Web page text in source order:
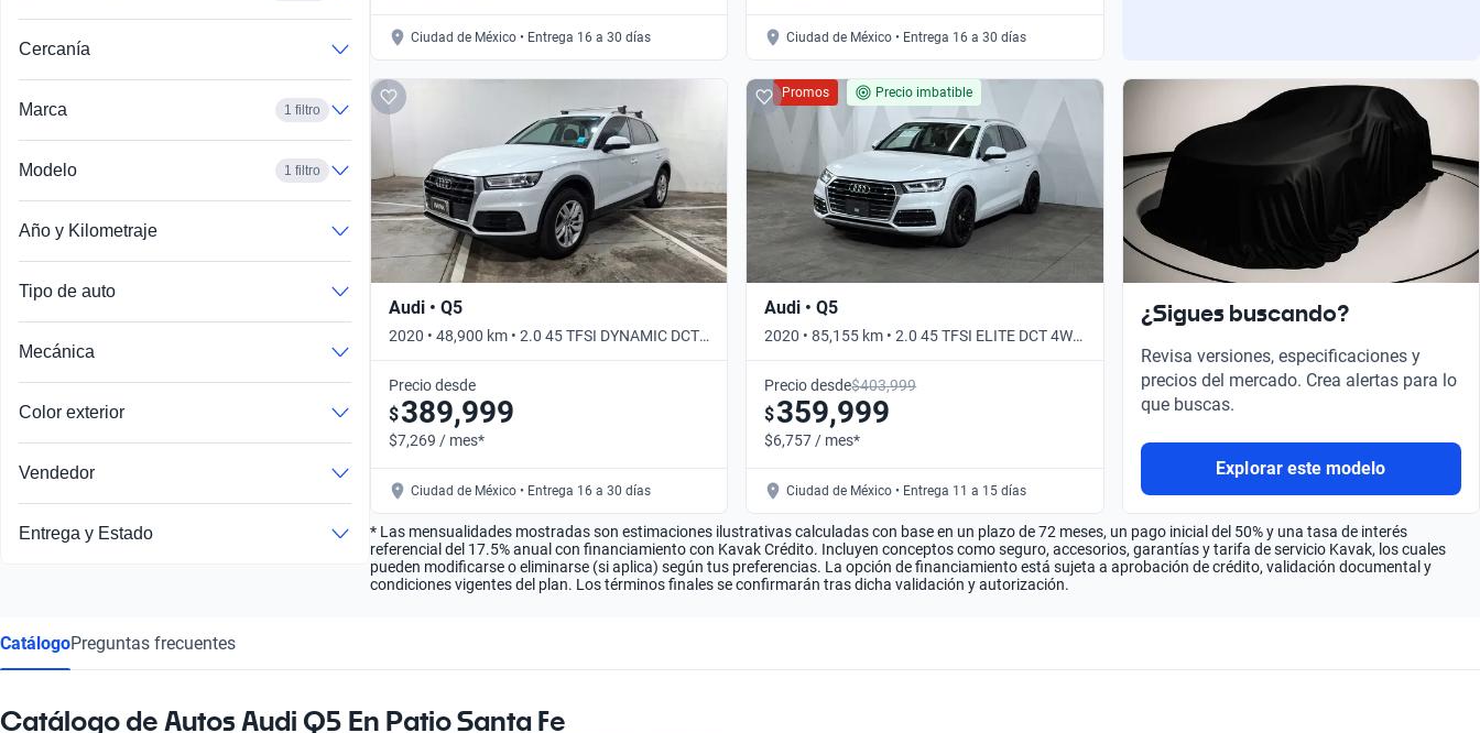
Cercanía
Marca 1 filtro
Modelo 1 filtro
Año y Kilometraje
Tipo de auto
Mecánica
Color exterior
Vendedor
Entrega y Estado
Ciudad de México • Entrega 16 a 30 días Ciudad de México • Entrega 16 a 30 días
Audi • Q5
2020 • 48,900 km • 2.0 45 TFSI DYNAMIC DCT
4WD • Automático
Precio desde
$389,999
$7,269 / mes*
Ciudad de México • Entrega 16 a 30 días
Promos Precio imbatible
Audi • Q5
2020 • 85,155 km • 2.0 45 TFSI ELITE DCT 4WD
• Automático
Precio desde$403,999
$359,999
$6,757 / mes*
Ciudad de México • Entrega 11 a 15 días
¿Sigues buscando?
Revisa versiones, especificaciones y
precios del mercado. Crea alertas para lo
que buscas.
Explorar este modelo
* Las mensualidades mostradas son estimaciones ilustrativas calculadas con base en un plazo de 72 meses, un pago inicial del 50% y una tasa de interés
referencial del 17.5% anual con financiamiento con Kavak Crédito. Incluyen conceptos como seguro, accesorios, garantías y tarifa de servicio Kavak, los cuales
pueden modificarse o eliminarse (si aplica) según tus preferencias. La opción de financiamiento está sujeta a aprobación de crédito, validación documental y
condiciones vigentes del plan. Los términos finales se confirmarán tras dicha validación y autorización.
CatálogoPreguntas frecuentes
Catálogo de Autos Audi Q5 En Patio Santa Fe